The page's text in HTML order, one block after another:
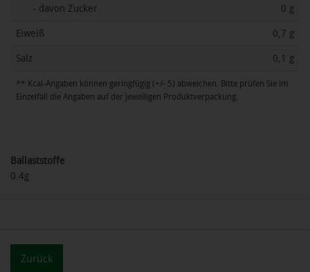
- davon Zucker 0 g
Eiweiß 0,7 g
Salz 0,1 g
** Kcal-Angaben können geringfügig (+/- 5) abweichen. Bitte prüfen Sie im
Einzelfall die Angaben auf der jeweiligen Produktverpackung.
Ballaststoffe
0.4g
Zurück